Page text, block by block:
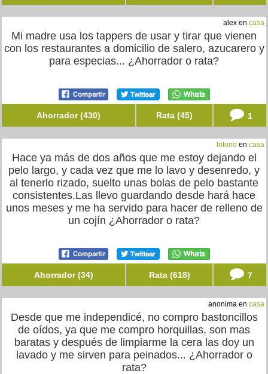
alex en casa
Mi madre usa los tappers de usar y tirar que vienen
con los restaurantes a domicilio de salero, azucarero y
para especias... ¿Ahorrador o rata?
Ahorrador (430) Rata (45) 1
tritono en casa
Hace ya más de dos años que me estoy dejando el
pelo largo, y cada vez que me lo lavo y desenredo, y
al tenerlo rizado, suelto unas bolas de pelo bastante
consistentes.Las llevo guardando desde hará hace
unos meses y me ha servido para hacer de relleno de
un cojín ¿Ahorrador o rata?
Ahorrador (34) Rata (618) 7
anonima en casa
Desde que me independicé, no compro bastoncillos
de oídos, ya que me compro horquillas, son mas
baratas y después de limpiarme la cera las doy un
lavado y me sirven para peinados... ¿Ahorrador o
rata?